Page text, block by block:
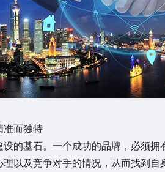
而独特
基石。一个成功的品牌，必须拥
以及竞争对手的情况，从而找到